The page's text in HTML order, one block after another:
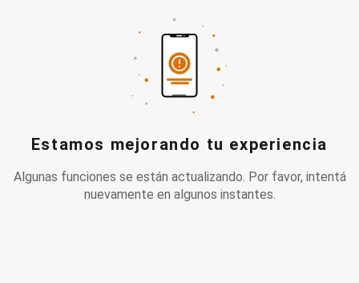
Estamos mejorando tu experiencia
Algunas funciones se están actualizando. Por favor, intentá
nuevamente en algunos instantes.